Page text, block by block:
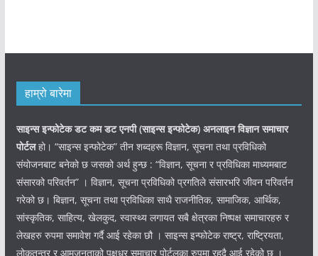
हाम्रो बारेमा
साइन्स इन्फोटेक डट कम डट एनपी (साइन्सइन्फोटेक) अनलाइन विज्ञान समाचार
पोर्टलहो। “साइन्स इन्फोटेक” तीन शब्दहरू विज्ञान, सूचना तथा प्रविधिको
संयोजनबाट बनेको छ जसको अर्थ हुन्छ : “विज्ञान, सूचना र प्रविधिका माध्यमबाट
संसारको परिवर्तन” । विज्ञान, सूचना प्रविधिको प्रगतिले संसारभरि जीवन परिवर्तन
गरेको छ। बिज्ञान, सूचना तथा प्रविधिका साथै राजनीतिक, सामाजिक, आर्थिक,
सांस्कृतिक, साहित्य, खेलकुद, स्वास्थ्य लगायत सबै क्षेत्रका निष्पक्ष समाचारहरु र
लेखहरु रुपमा समावेश गर्दै आई रहेका छौ । साइन्स इन्फोटेक राष्ट्र, राष्ट्रियता,
लोकतन्त्र र आमजनताको पक्षधर समाचार पोर्टलका रुपमा रहदै आई रहेको छ ।